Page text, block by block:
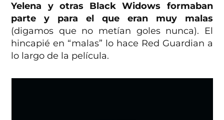
Yelena y otras Black Widows formaban
parte y para el que eran muy malas
(digamos que no metían goles nunca). El
hincapié en “malas” lo hace Red Guardian a
lo largo de la película.